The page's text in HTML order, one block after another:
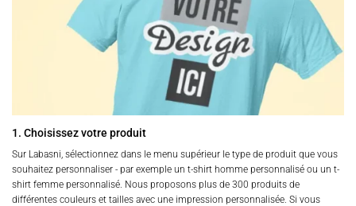
1. Choisissez votre produit
Sur Labasni, sélectionnez dans le menu supérieur le type de produit que vous
souhaitez personnaliser - par exemple un t-shirt homme personnalisé ou un t-
shirt femme personnalisé. Nous proposons plus de 300 produits de
différentes couleurs et tailles avec une impression personnalisée. Si vous